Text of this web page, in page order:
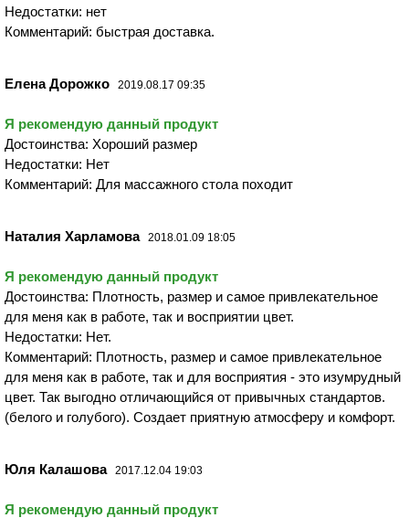
Недостатки: нет
Комментарий: быстрая доставка.
Елена Дорожко 2019.08.17 09:35
Я рекомендую данный продукт
Достоинства: Хороший размер
Недостатки: Нет
Комментарий: Для массажного стола походит
Наталия Харламова 2018.01.09 18:05
Я рекомендую данный продукт
Достоинства: Плотность, размер и самое привлекательное
для меня как в работе, так и восприятии цвет.
Недостатки: Нет.
Комментарий: Плотность, размер и самое привлекательное
для меня как в работе, так и для восприятия - это изумрудный
цвет. Так выгодно отличающийся от привычных стандартов.
(белого и голубого). Создает приятную атмосферу и комфорт.
Юля Калашова 2017.12.04 19:03
Я рекомендую данный продукт